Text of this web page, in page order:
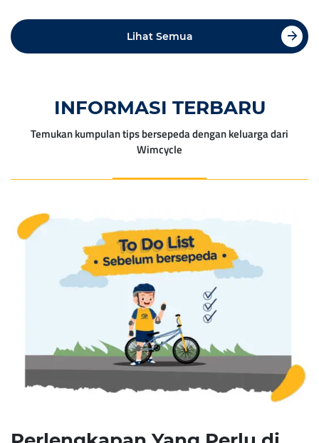
Lihat Semua
INFORMASI TERBARU
Temukan kumpulan tips bersepeda dengan keluarga dari
Wimcycle